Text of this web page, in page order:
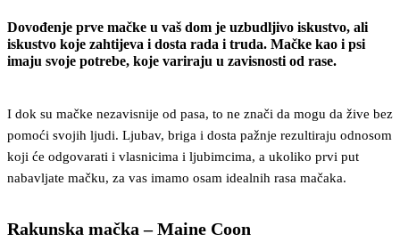
Dovođenje prve mačke u vaš dom je uzbudljivo iskustvo, ali
iskustvo koje zahtijeva i dosta rada i truda. Mačke kao i psi
imaju svoje potrebe, koje variraju u zavisnosti od rase.
I dok su mačke nezavisnije od pasa, to ne znači da mogu da žive bez
pomoći svojih ljudi. Ljubav, briga i dosta pažnje rezultiraju odnosom
koji će odgovarati i vlasnicima i ljubimcima, a ukoliko prvi put
nabavljate mačku, za vas imamo osam idealnih rasa mačaka.
Rakunska mačka – Maine Coon